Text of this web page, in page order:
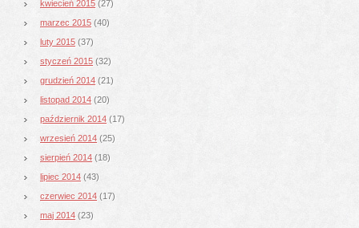
kwiecień 2015 (27)
marzec 2015 (40)
luty 2015 (37)
styczeń 2015 (32)
grudzień 2014 (21)
listopad 2014 (20)
październik 2014 (17)
wrzesień 2014 (25)
sierpień 2014 (18)
lipiec 2014 (43)
czerwiec 2014 (17)
maj 2014 (23)